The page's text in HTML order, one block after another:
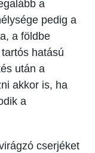
a
pedig a
a földbe
hatású
után a
akkor is, ha
a
cserjéket